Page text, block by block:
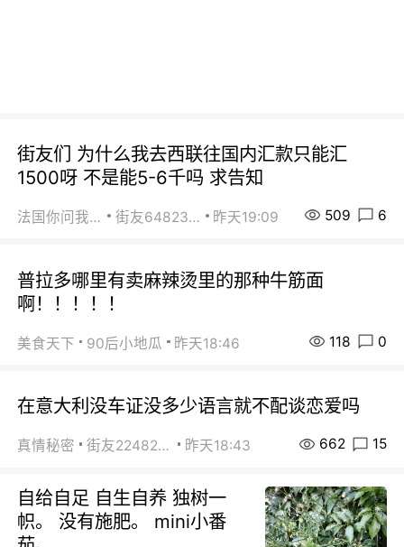
街友们 为什么我去西联往国内汇款只能汇
1500呀 不是能5-6千吗 求告知
法国你问我答 街友64823891 昨天19:09 509 6
普拉多哪里有卖麻辣烫里的那种牛筋面
啊！！！！！
美食天下 90后小地瓜 昨天18:46 118 0
在意大利没车证没多少语言就不配谈恋爱吗
真情秘密 街友22482465 昨天18:43 662 15
自给自足 自生自养 独树一
帜。 没有施肥。 mini小番